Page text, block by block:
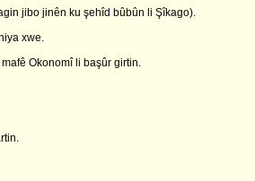
jibo jinên ku şehîd bûbûn li Şîkago).
xwe.
Okonomî li başûr girtin.